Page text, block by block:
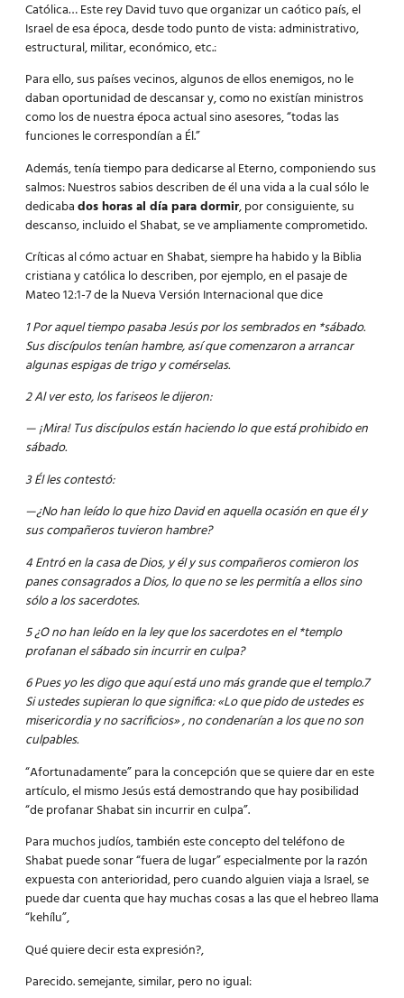
Católica… Este rey David tuvo que organizar un caótico país, el
Israel de esa época, desde todo punto de vista: administrativo,
estructural, militar, económico, etc.:
Para ello, sus países vecinos, algunos de ellos enemigos, no le
daban oportunidad de descansar y, como no existían ministros
como los de nuestra época actual sino asesores, “todas las
funciones le correspondían a Él.”
Además, tenía tiempo para dedicarse al Eterno, componiendo sus
salmos: Nuestros sabios describen de él una vida a la cual sólo le
dedicabados horas al día para dormir, por consiguiente, su
descanso, incluido el Shabat, se ve ampliamente comprometido.
Críticas al cómo actuar en Shabat, siempre ha habido y la Biblia
cristiana y católica lo describen, por ejemplo, en el pasaje de
Mateo 12:1-7 de la Nueva Versión Internacional que dice
1 Por aquel tiempo pasaba Jesús por los sembrados en *sábado.
Sus discípulos tenían hambre, así que comenzaron a arrancar
algunas espigas de trigo y comérselas.
2 Al ver esto, los fariseos le dijeron:
— ¡Mira! Tus discípulos están haciendo lo que está prohibido en
sábado.
3 Él les contestó:
—¿No han leído lo que hizo David en aquella ocasión en que él y
sus compañeros tuvieron hambre?
4 Entró en la casa de Dios, y él y sus compañeros comieron los
panes consagrados a Dios, lo que no se les permitía a ellos sino
sólo a los sacerdotes.
5 ¿O no han leído en la ley que los sacerdotes en el *templo
profanan el sábado sin incurrir en culpa?
6 Pues yo les digo que aquí está uno más grande que el templo.7
Si ustedes supieran lo que significa: «Lo que pido de ustedes es
misericordia y no sacrificios» , no condenarían a los que no son
culpables.
“Afortunadamente” para la concepción que se quiere dar en este
artículo, el mismo Jesús está demostrando que hay posibilidad
“de profanar Shabat sin incurrir en culpa”.
Para muchos judíos, también este concepto del teléfono de
Shabat puede sonar “fuera de lugar” especialmente por la razón
expuesta con anterioridad, pero cuando alguien viaja a Israel, se
puede dar cuenta que hay muchas cosas a las que el hebreo llama
“kehílu”,
Qué quiere decir esta expresión?,
Parecido. semejante, similar, pero no igual: